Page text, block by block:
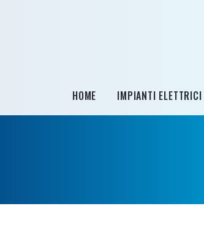
HOME IMPIANTI ELETTRICI